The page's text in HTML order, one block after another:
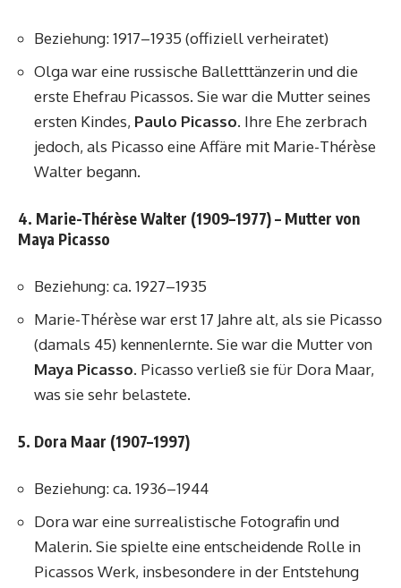
Beziehung: 1917–1935 (offiziell verheiratet)
Olga war eine russische Balletttänzerin und die
erste Ehefrau Picassos. Sie war die Mutter seines
ersten Kindes, Paulo Picasso. Ihre Ehe zerbrach
jedoch, als Picasso eine Affäre mit Marie-Thérèse
Walter begann.
4. Marie-Thérèse Walter (1909–1977) – Mutter von
Maya Picasso
Beziehung: ca. 1927–1935
Marie-Thérèse war erst 17 Jahre alt, als sie Picasso
(damals 45) kennenlernte. Sie war die Mutter von
Maya Picasso. Picasso verließ sie für Dora Maar,
was sie sehr belastete.
5. Dora Maar (1907–1997)
Beziehung: ca. 1936–1944
Dora war eine surrealistische Fotografin und
Malerin. Sie spielte eine entscheidende Rolle in
Picassos Werk, insbesondere in der Entstehung